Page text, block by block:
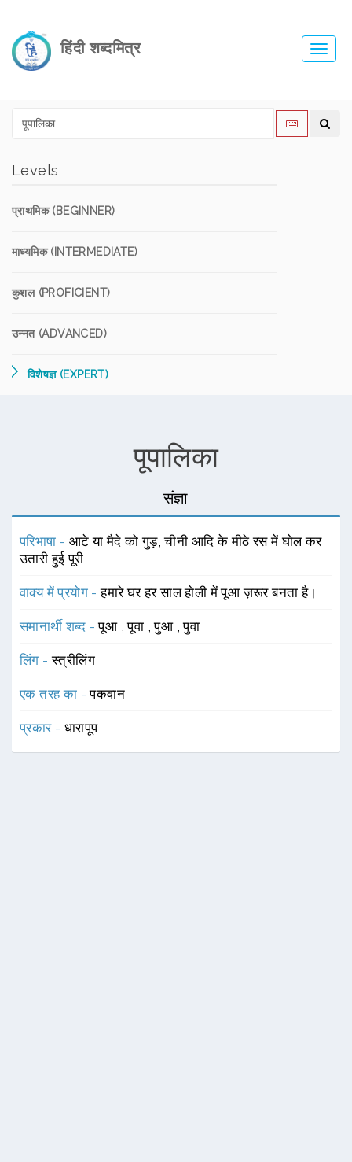
हिंदी शब्दमित्र
Levels
प्राथमिक (BEGINNER)
माध्यमिक (INTERMEDIATE)
कुशल (PROFICIENT)
उन्नत (ADVANCED)
विशेषज्ञ (EXPERT)
पूपालिका
संज्ञा
परिभाषा - आटे या मैदे को गुड़, चीनी आदि के मीठे रस में घोल कर
उतारी हुई पूरी
वाक्य में प्रयोग -हमारे घर हर साल होली में पूआ ज़रूर बनता है।
समानार्थी शब्द -पूआ ,पूवा ,पुआ ,पुवा
लिंग -स्त्रीलिंग
एक तरह का -पकवान
प्रकार - धारापूप